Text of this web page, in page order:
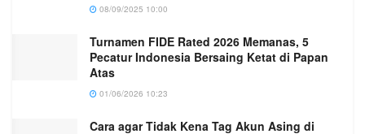
08/09/2025 10:00
Turnamen FIDE Rated 2026 Memanas, 5
Pecatur Indonesia Bersaing Ketat di Papan
Atas
01/06/2026 10:23
Cara agar Tidak Kena Tag Akun Asing di